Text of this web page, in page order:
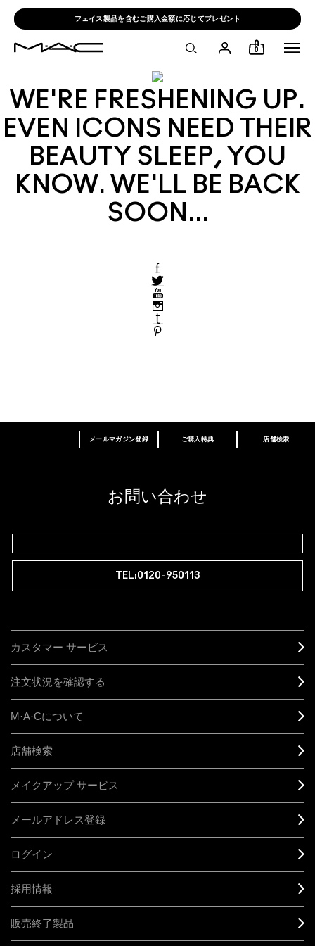
フェイス製品を含むご購入金額に応じてプレゼント
0
WE'RE FRESHENING UP.
EVEN ICONS NEED THEIR
BEAUTY SLEEP, YOU
KNOW. WE'LL BE BACK
SOON...
あなたはM･A･Cラバー ロイヤリティ プログ
登録後の初回購入時に10%OFF
メールマガジン登録 ご購入特典 店舗検索
お問い合わせ
TEL:0120-950113
カスタマー サービス
注文状況を確認する
M·A·Cについて
店舗検索
メイクアップ サービス
メールアドレス登録
ログイン
採用情報
販売終了製品